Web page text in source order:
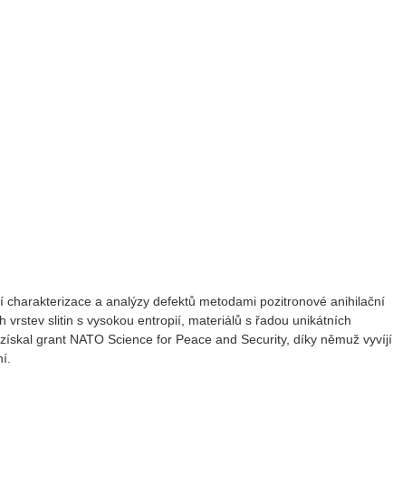
a analýzy defektů metodami pozitronové anihilační
slitin s vysokou entropií, materiálů s řadou unikátních
grant NATO Science for Peace and Security, díky němuž vyvíjí